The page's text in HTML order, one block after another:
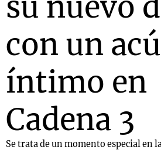
con un
íntimo en
Cadena 3
Se trata de un momento especial en